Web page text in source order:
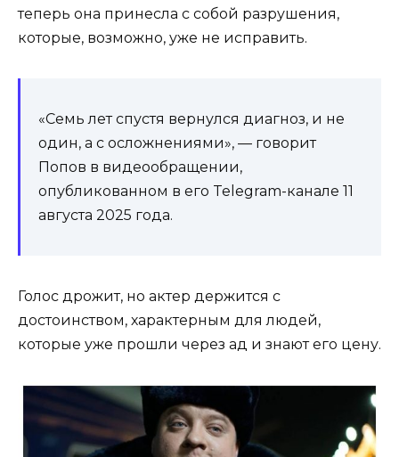
теперь она принесла с собой разрушения,
которые, возможно, уже не исправить.
«Семь лет спустя вернулся диагноз, и не
один, а с осложнениями», — говорит
Попов в видеообращении,
опубликованном в его Telegram-канале 11
августа 2025 года.
Голос дрожит, но актер держится с
достоинством, характерным для людей,
которые уже прошли через ад и знают его цену.